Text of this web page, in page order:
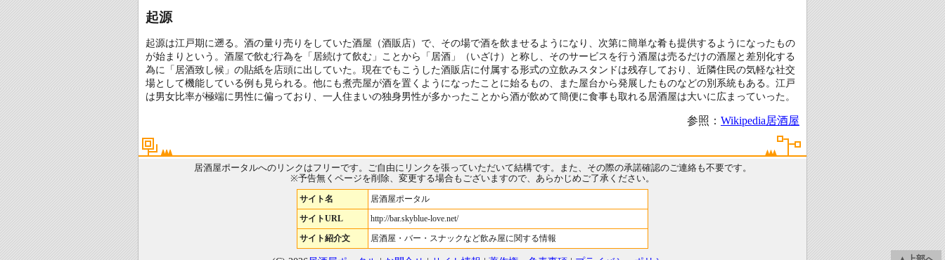
起源
起源は江戸期に遡る。酒の量り売りをしていた酒屋（酒販店）で、その場で酒を飲ませるようになり、次第に簡単な肴も提供するようになったもの
が始まりという。酒屋で飲む行為を「居続けて飲む」ことから「居酒」（いざけ）と称し、そのサービスを行う酒屋は売るだけの酒屋と差別化する
為に「居酒致し候」の貼紙を店頭に出していた。現在でもこうした酒販店に付属する形式の立飲みスタンドは残存しており、近隣住民の気軽な社交
場として機能している例も見られる。他にも煮売屋が酒を置くようになったことに始るもの、また屋台から発展したものなどの別系統もある。江戸
は男女比率が極端に男性に偏っており、一人住まいの独身男性が多かったことから酒が飲めて簡便に食事も取れる居酒屋は大いに広まっていった。
参照： Wikipedia居酒屋
居酒屋ポータルへのリンクはフリーです。ご自由にリンクを張っていただいて結構です。また、その際の承諾確認のご連絡も不要です。
※予告無くページを削除、変更する場合もございますので、あらかじめご了承ください。
サイト名 居酒屋ポータル
サイトURL http://bar.skyblue-love.net/
サイト紹介文 居酒屋・バー・スナックなど飲み屋に関する情報